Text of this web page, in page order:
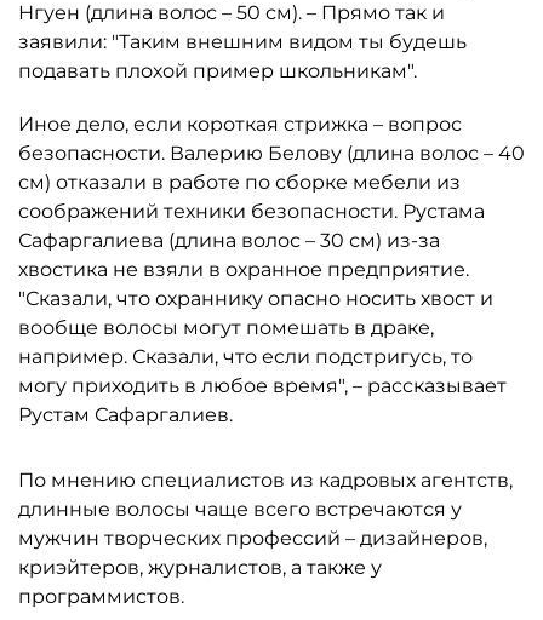
Нгуен (длина волос – 50 см). – Прямо так и
заявили: "Таким внешним видом ты будешь
подавать плохой пример школьникам".
Иное дело, если короткая стрижка – вопрос
безопасности. Валерию Белову (длина волос – 40
см) отказали в работе по сборке мебели из
соображений техники безопасности. Рустама
Сафаргалиева (длина волос – 30 см) из-за
хвостика не взяли в охранное предприятие.
"Сказали, что охраннику опасно носить хвост и
вообще волосы могут помешать в драке,
например. Сказали, что если подстригусь, то
могу приходить в любое время", – рассказывает
Рустам Сафаргалиев.
По мнению специалистов из кадровых агентств,
длинные волосы чаще всего встречаются у
мужчин творческих профессий – дизайнеров,
криэйтеров, журналистов, а также у
программистов.